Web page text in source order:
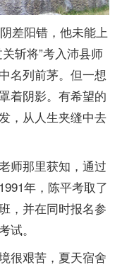
差阳错，他未能上
斩将”考入沛县师
名列前茅。但一想
着阴影。有希望的
，从人生夹缝中去
师那里获知，通过
年，陈平考取了
，并在同时报名参
试。
艰苦，夏天宿舍